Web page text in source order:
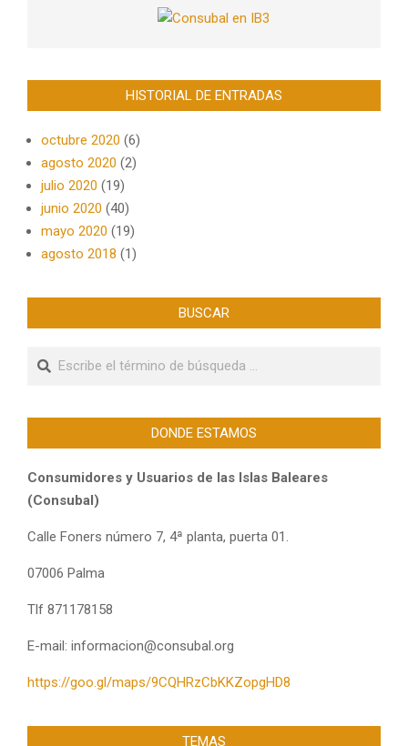
HISTORIAL DE ENTRADAS
octubre 2020 (6)
agosto 2020 (2)
julio 2020 (19)
junio 2020 (40)
mayo 2020 (19)
agosto 2018 (1)
BUSCAR
DONDE ESTAMOS
Consumidores y Usuarios de las Islas Baleares
(Consubal)
Calle Foners número 7, 4ª planta, puerta 01.
07006 Palma
Tlf 871178158
E-mail: informacion@consubal.org
https://goo.gl/maps/9CQHRzCbKKZopgHD8
TEMAS